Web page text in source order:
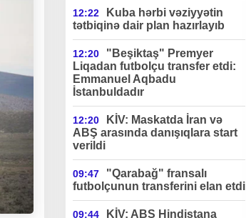
12:22
Kuba hərbi vəziyyətin
tətbiqinə dair plan hazırlayıb
12:20
"Beşiktaş" Premyer
Liqadan futbolçu transfer etdi:
Emmanuel Aqbadu
İstanbuldadır
12:20
KİV: Maskatda İran və
ABŞ arasında danışıqlara start
verildi
09:47
"Qarabağ" fransalı
futbolçunun transferini elan etdi
09:44
KİV: ABŞ Hindistana